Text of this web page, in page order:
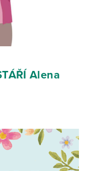
Alena